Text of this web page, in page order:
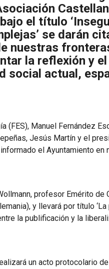
el título
se darán
nuestras
la reflexión y
social actual,
(FES), Manuel Fernández
Jesús Martín y el
el Ayuntamiento en
profesor Emérito de
y llevará por título
la publificación y la
un acto protocolario